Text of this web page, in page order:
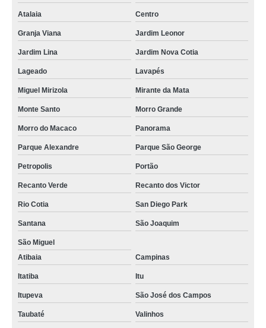
Atalaia Centro
Granja Viana Jardim Leonor
Jardim Lina Jardim Nova Cotia
Lageado Lavapés
Miguel Mirizola Mirante da Mata
Monte Santo Morro Grande
Morro do Macaco Panorama
Parque Alexandre Parque São George
Petropolis Portão
Recanto Verde Recanto dos Victor
Rio Cotia San Diego Park
Santana São Joaquim
São Miguel
Atibaia
Campinas
Itatiba Itu
Itupeva São José dos Campos
Taubaté Valinhos